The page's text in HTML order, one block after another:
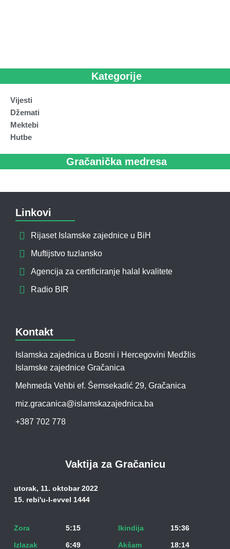
Kategorije
Vijesti
Džemati
Mektebi
Hutbe
Gračanička medresa
Linkovi
Rijaset Islamske zajednice u BiH
Muftijstvo tuzlansko
Agencija za certificiranje halal kvalitete
Radio BIR
Kontakt
Islamska zajednica u Bosni i Hercegovini Medžlis
Islamske zajednice Gračanica
Mehmeda Vehbi ef. Šemsekadić 29, Gračanica
miz.gracanica@islamskazajednica.ba
+387 702 778
Vaktija za Gračanicu
utorak, 11. oktobar 2022
15. rebi'u-l-evvel 1444
Zora 5:15 Ikindija 15:36
Izlazak 6:49 Akšam 18:14